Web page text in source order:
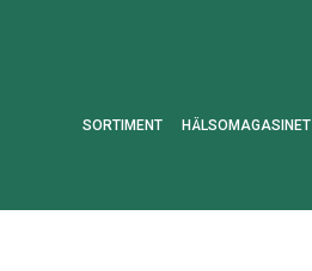
SORTIMENT HÄLSOMAGASINET